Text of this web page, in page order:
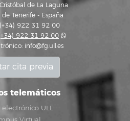
de La Laguna
Tenerife - España
922 31 92 00
922 31 92 00
info@fg.ull.es
cita previa
telemáticos
electrónico ULL